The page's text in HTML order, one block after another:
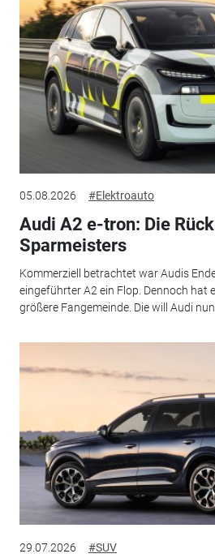
05.08.2026 #Elektroauto
Audi A2 e-tron: Die
Sparmeisters
Kommerziell betrachtet war Audis
eingeführter A2 ein Flop. Dennoch hat
größere Fangemeinde. Die will Audi
29.07.2026 #SUV